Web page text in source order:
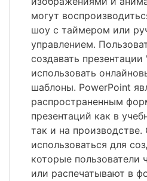
могут
шоу с таймером или
управлением.
создавать презентации
использовать
шаблоны. PowerPoint
распространенным
презентаций как в
так и на
использоваться для
которые пользователи
или распечатывают в